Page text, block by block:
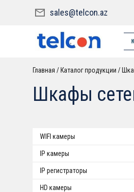
sales@telcon.az
Главная Каталог продукции
Шкафы
WIFI камеры
IP камеры
IP регистраторы
HD камеры